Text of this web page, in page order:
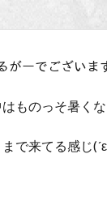
がーでございま
ものっそ暑く
で来てる感じ